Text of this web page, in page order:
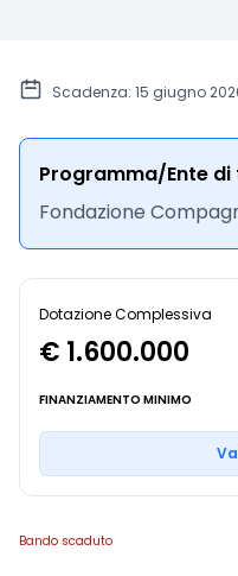
Scadenza: 15 giugno
Programma/Ente
Fondazione
Dotazione Complessiva
€ 1.600.000
FINANZIAMENTO MINIMO
Bando scaduto